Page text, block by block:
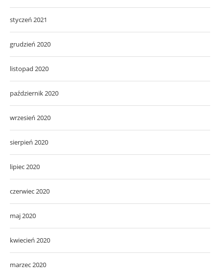
styczeń 2021
grudzień 2020
listopad 2020
październik 2020
wrzesień 2020
sierpień 2020
lipiec 2020
czerwiec 2020
maj 2020
kwiecień 2020
marzec 2020